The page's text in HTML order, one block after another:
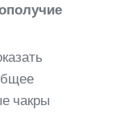
чакры